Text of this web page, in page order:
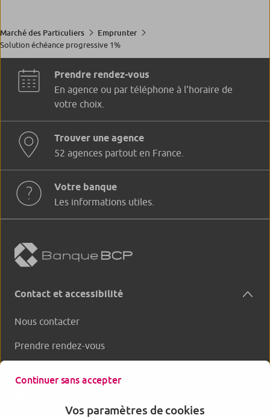
Marché des Particuliers
Emprunter
Solution échéance progressive 1%
Prendre rendez-vous
En agence ou par téléphone à l'horaire de
votre choix.
Trouver une agence
52 agences partout en France.
Votre banque
Les informations utiles.
Contact et accessibilité
Nous contacter
Prendre rendez-vous
Continuer sans accepter
Vos paramètres de cookies